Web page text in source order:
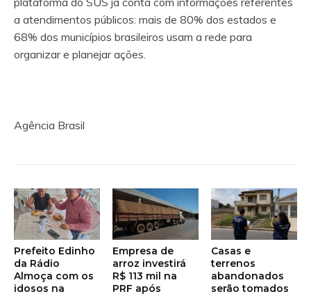
a atendimentos públicos: mais de 80% dos estados e
68% dos municípios brasileiros usam a rede para
organizar e planejar ações.
Agência Brasil
Prefeito Edinho
da Rádio
Almoça com os
idosos na
Empresa de
arroz investirá
R$ 113 mil na
PRF após
Casas e
terrenos
abandonados
serão tomados